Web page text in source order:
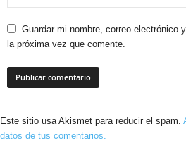
Guardar mi nombre, correo electrónico
la próxima vez que comente.
Este sitio usa Akismet para reducir el spam.
datos de tus comentarios.